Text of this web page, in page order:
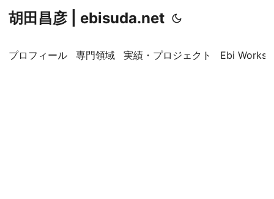
胡田昌彦 | ebisuda.net
プロフィール 専門領域 実績・プロジェクト Ebi